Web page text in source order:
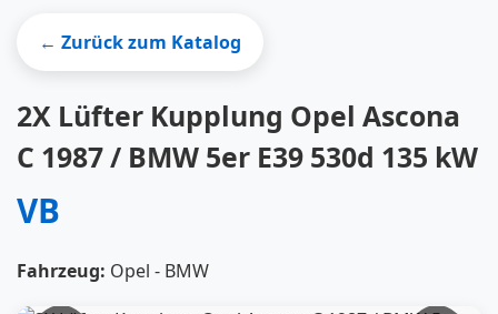
← Zurück zum Katalog
2X Lüfter Kupplung Opel Ascona
C 1987 / BMW 5er E39 530d 135 kW
VB
Fahrzeug: Opel - BMW